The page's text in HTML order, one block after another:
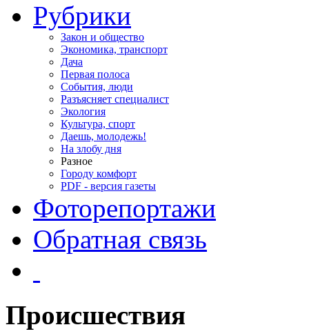
Рубрики
Закон и общество
Экономика, транспорт
Дача
Первая полоса
События, люди
Разъясняет специалист
Экология
Культура, спорт
Даешь, молодежь!
На злобу дня
Разное
Городу комфорт
PDF - версия газеты
Фоторепортажи
Обратная связь
Происшествия